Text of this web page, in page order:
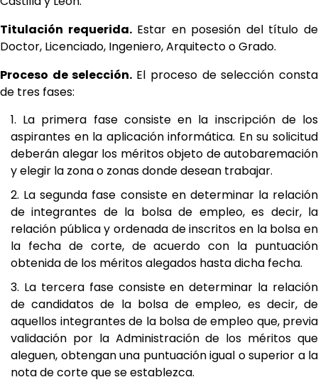
Titulación requerida. Estar en posesión del título de
Doctor, Licenciado, Ingeniero, Arquitecto o Grado.
Proceso de selección. El proceso de selección consta
de tres fases:
La primera fase consiste en la inscripción de los
aspirantes en la aplicación informática. En su solicitud
deberán alegar los méritos objeto de autobaremación
y elegir la zona o zonas donde desean trabajar.
La segunda fase consiste en determinar la relación
de integrantes de la bolsa de empleo, es decir, la
relación pública y ordenada de inscritos en la bolsa en
la fecha de corte, de acuerdo con la puntuación
obtenida de los méritos alegados hasta dicha fecha.
La tercera fase consiste en determinar la relación
de candidatos de la bolsa de empleo, es decir, de
aquellos integrantes de la bolsa de empleo que, previa
validación por la Administración de los méritos que
aleguen, obtengan una puntuación igual o superior a la
nota de corte que se establezca.